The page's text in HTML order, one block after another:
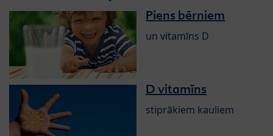
Piens bērniem
un vitamīns D
D vitamīns
stiprākiem kauliem